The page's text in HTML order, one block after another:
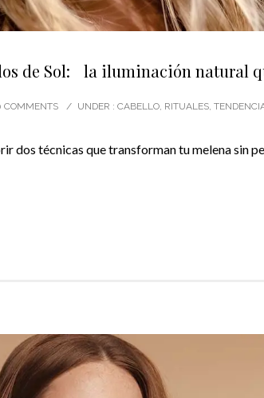
de Sol: la iluminación natural
COMMENTS / UNDER : CABELLO, RITUALES,
dos técnicas que transforman tu melena sin